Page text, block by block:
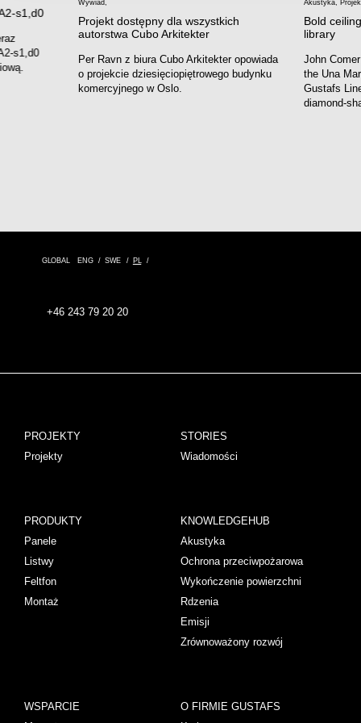
s1,d0
s1,d0
Wywiad
Projekt dostępny dla wszystkich
autorstwa Cubo Arkitekter
Per Ravn z biura Cubo Arkitekter opowiada
o projekcie dziesięciopiętrowego budynku
komercyjnego w Oslo.
Akustyka,
Bold
library
John
the Una
Gustafs
diamond-
GLOBAL ENG SWE PL
+46 243 79 20 20
PROJEKTY
Projekty
STORIES
Wiadomości
PRODUKTY
Panele
Listwy
Feltfon
Montaż
KNOWLEDGEHUB
Akustyka
Ochrona przeciwpożarowa
Wykończenie powierzchni
Rdzenia
Emisji
Zrównoważony rozwój
WSPARCIE
O FIRMIE GUSTAFS